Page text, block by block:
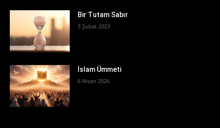
Bir Tutam Sabır
3 Şubat 2023
İslam Ümmeti
6 Nisan 2026